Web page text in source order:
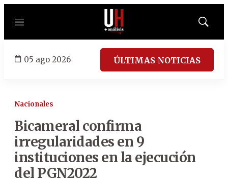
Menú
Mostrar
05 ago 2026 ÚLTIMAS NOTICIAS
Nacionales
Bicameral confirma
irregularidades en 9
instituciones en la ejecución
del PGN2022